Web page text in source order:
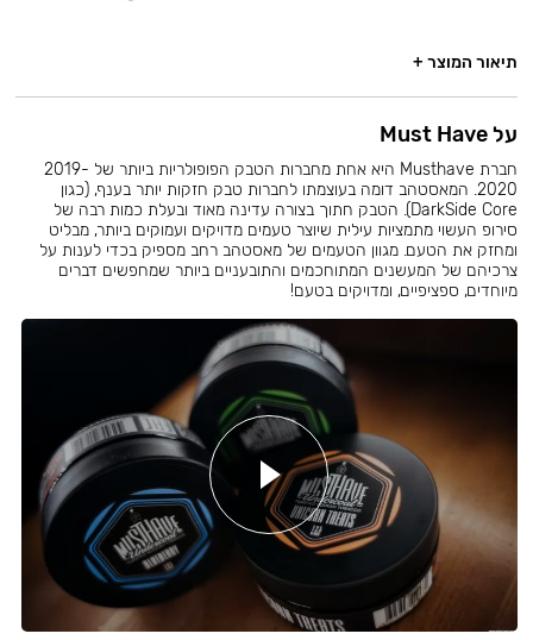
תיאור המוצר +
על Must Have
חברת Musthave היא אחת מחברות הטבק הפופולריות ביותר של 2019-
2020. המאסטהב דומה בעוצמתו לחברות טבק חזקות יותר בענף, (כגון
DarkSide Core). הטבק חתוך בצורה עדינה מאוד ובעלת כמות רבה של
סירופ העשוי מתמציות עילית שיוצר טעמים מדויקים ועמוקים ביותר, מבליט
ומחזק את הטעם. מגוון הטעמים של מאסטהב רחב מספיק בכדי לענות על
צרכיהם של המעשנים המתוחכמים והתובעניים ביותר שמחפשים דברים
מיוחדים, ספציפיים, ומדויקים בטעם!